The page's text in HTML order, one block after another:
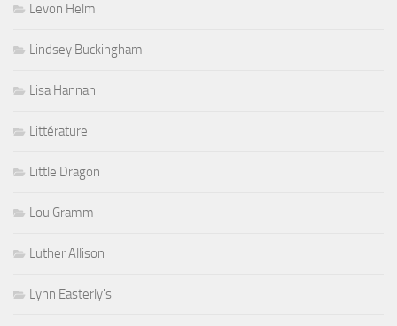
Levon Helm
Lindsey Buckingham
Lisa Hannah
Littérature
Little Dragon
Lou Gramm
Luther Allison
Lynn Easterly's